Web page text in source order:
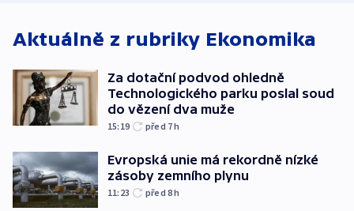
Aktuálně z rubriky Ekonomika
Za dotační podvod ohledně
Technologického parku poslal soud
do vězení dva muže
15:19 před 7h
Evropská unie má rekordně nízké
zásoby zemního plynu
11:23 před 8h